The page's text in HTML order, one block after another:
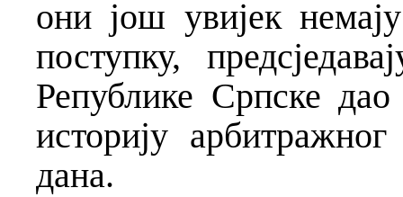
они још увијек
поступку,
Републике Српске
историју
дана.